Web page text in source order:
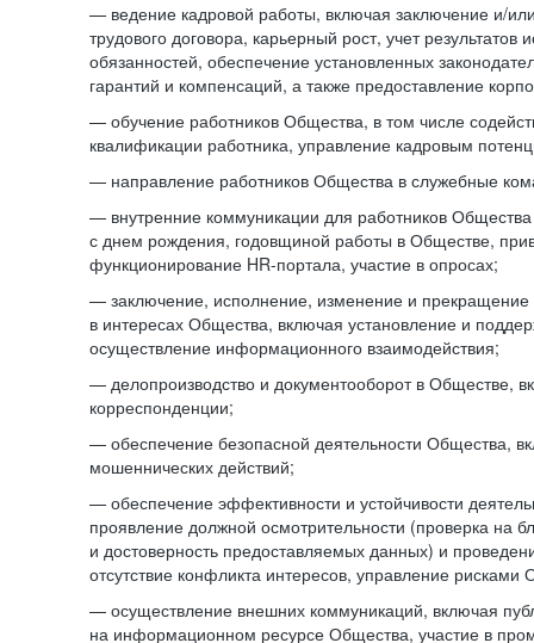
— ведение кадровой работы, включая заключение и/
трудового договора, карьерный рост, учет
обязанностей, обеспечение установленных
гарантий и компенсаций, а также предоставление
— обучение работников Общества, в том числе
квалификации работника, управление кадровым
— направление работников Общества в служебные
— внутренние коммуникации для работников
с днем рождения, годовщиной работы в Обществе,
функционирование HR-портала, участие в опросах;
— заключение, исполнение, изменение и прекращение
в интересах Общества, включая установление и
осуществление информационного взаимодействия;
— делопроизводство и документооборот в Обществе,
корреспонденции;
— обеспечение безопасной деятельности Общества,
мошеннических действий;
— обеспечение эффективности и устойчивости
проявление должной осмотрительности (проверка на
и достоверность предоставляемых данных) и
отсутствие конфликта интересов, управление рисками
— осуществление внешних коммуникаций, включая
на информационном ресурсе Общества, участие в